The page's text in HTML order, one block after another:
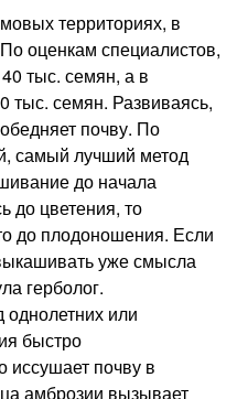
территориях, в
оценкам специалистов,
тыс. семян, а в
тыс. семян. Развиваясь,
почву. По
самый лучший метод
до начала
до цветения, то
до плодоношения. Если
уже смысла
герболог.
или
быстро
иссушает почву в
амброзии вызывает